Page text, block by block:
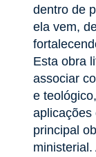
dentro de
ela vem,
Esta obra
associar
e
aplicações
principal